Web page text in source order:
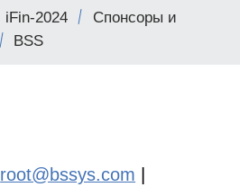
iFin-2024
Спонсоры и
BSS
root@bssys.com